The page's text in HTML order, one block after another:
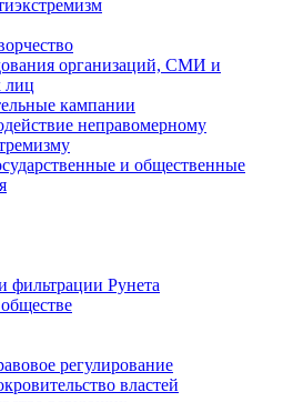
организаций, СМИ и
лиц
кампании
неправомерному
и общественные
фильтрации Рунета
регулирование
властей